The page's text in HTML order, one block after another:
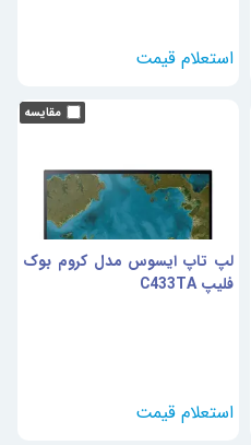
لپ تاپ ایسوس مدل کروم بوک
فلیپ C433TA